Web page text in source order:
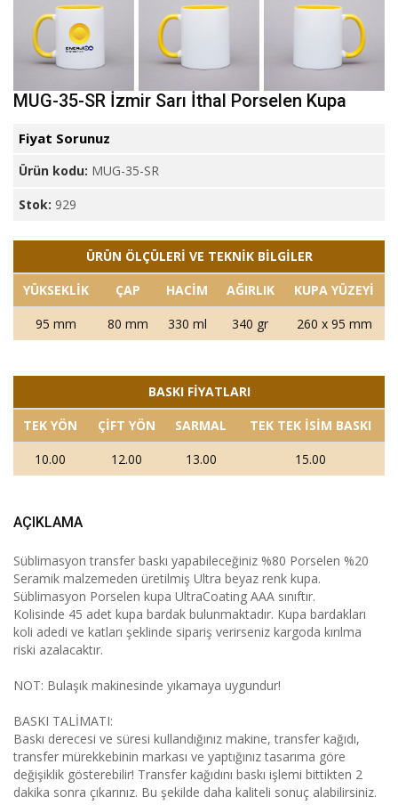
MUG-35-SR İzmir Sarı İthal Porselen Kupa
Fiyat Sorunuz
Ürün kodu: MUG-35-SR
Stok: 929
ÜRÜN ÖLÇÜLERİ VE TEKNİK BİLGİLER
YÜKSEKLİK
ÇAP HACİM AĞIRLIK
KUPA YÜZEYİ
95 mm
80 mm 330 ml 340 gr 260 x 95 mm
BASKI FİYATLARI
TEK YÖN
ÇİFT YÖN SARMAL
TEK TEK İSİM BASKI
10.00
12.00 13.00 15.00
AÇIKLAMA
Süblimasyon transfer baskı yapabileceğiniz %80 Porselen %20
Seramik malzemeden üretilmiş Ultra beyaz renk kupa.
Süblimasyon Porselen kupa UltraCoating AAA sınıftır.
Kolisinde 45 adet kupa bardak bulunmaktadır. Kupa bardakları
koli adedi ve katları şeklinde sipariş verirseniz kargoda kırılma
riski azalacaktır.
NOT: Bulaşık makinesinde yıkamaya uygundur!
BASKI TALİMATI:
Baskı derecesi ve süresi kullandığınız makine, transfer kağıdı,
transfer mürekkebinin markası ve yaptığınız tasarıma göre
değişiklik gösterebilir! Transfer kağıdını baskı işlemi bittikten 2
dakika sonra çıkarınız. Bu şekilde daha kaliteli sonuç alabilirsiniz.